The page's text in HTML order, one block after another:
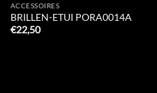
ACCESSOIRES
BRILLEN-ETUI PORA0014A
€22,50